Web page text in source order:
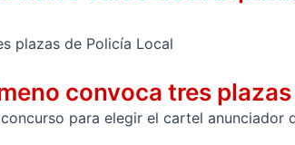
convoca tres